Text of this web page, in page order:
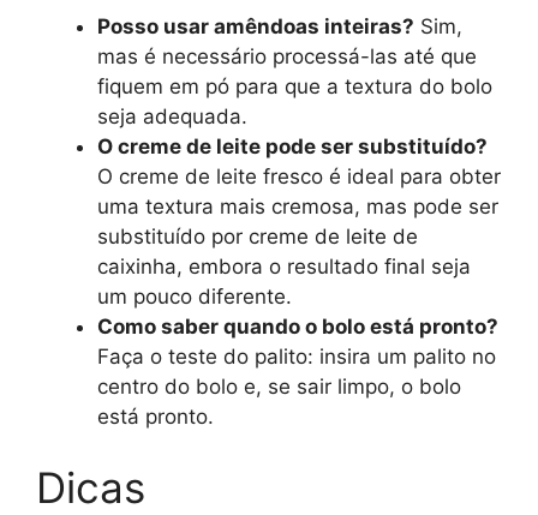
Posso usar amêndoas inteiras? Sim,
mas é necessário processá-las até que
fiquem em pó para que a textura do bolo
seja adequada.
O creme de leite pode ser substituído?
O creme de leite fresco é ideal para obter
uma textura mais cremosa, mas pode ser
substituído por creme de leite de
caixinha, embora o resultado final seja
um pouco diferente.
Como saber quando o bolo está pronto?
Faça o teste do palito: insira um palito no
centro do bolo e, se sair limpo, o bolo
está pronto.
Dicas